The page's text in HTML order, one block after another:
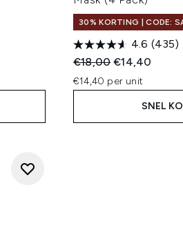
30% KORTING | CODE:
4.6 (435)
Recommended Retail
€18,00Huidige prijs:
€14,40
€14,40 per unit
SNEL